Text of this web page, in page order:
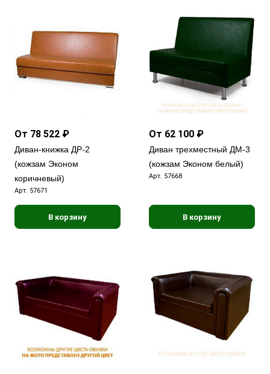
От 78 522 ₽
Диван-книжка ДР-2
(кожзам Эконом
коричневый)
Арт. 57671
В корзину
От 62 100 ₽
Диван трехместный ДМ-3
(кожзам Эконом белый)
Арт. 57668
В корзину